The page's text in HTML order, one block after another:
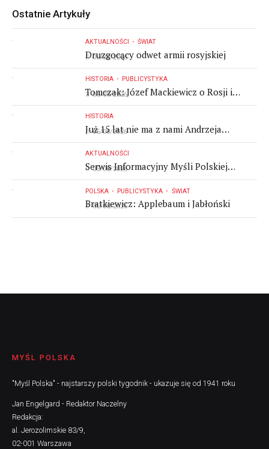
Ostatnie Artykuły
AKTUALNOŚCI ŚWIAT
Druzgocący odwet armii rosyjskiej
05/08/2026
HISTORIA PUBLICYSTYKA
Tomczak: Józef Mackiewicz o Rosji i
komunizmie
05/08/2026
HISTORIA
Już 15 lat nie ma z nami Andrzeja
Leppera
05/08/2026
AKTUALNOŚCI
Serwis Informacyjny Myśli Polskiej
05.08.2026
05/08/2026
POLSKA PUBLICYSTYKA ŚWIAT
Bratkiewicz: Applebaum i Jabłoński
05/08/2026
MYŚL POLSKA
"Myśl Polska" - najstarszy polski tygodnik - ukazuje się od 1941 roku
Jan Engelgard - Redaktor Naczelny
Redakcja:
al. Jerozolimskie 83/9,
02-001 Warszawa